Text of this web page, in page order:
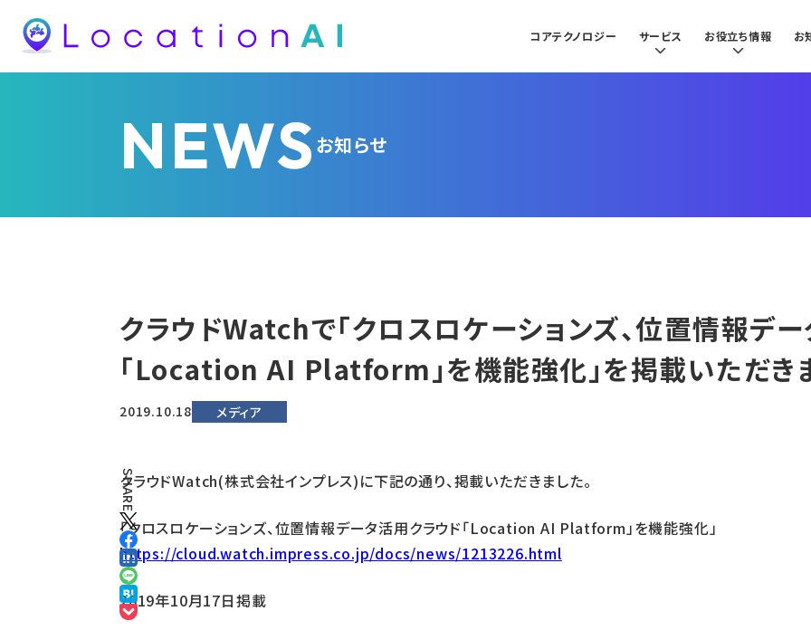
コアテクノロジー サービス お役立ち情報 お
NEWS お知らせ
クラウドWatchで「クロスロケーションズ、位置情報デ
「Location AI Platform」を機能強化」を掲載いただき
2019.10.18 メディア
クラウドWatch(株式会社インプレス)に下記の通り、掲載いただきました。
「クロスロケーションズ、位置情報データ活用クラウド「Location AI Platform」を機能強化」
https://cloud.watch.impress.co.jp/docs/news/1213226.html
2019年10月17日掲載
SHARE